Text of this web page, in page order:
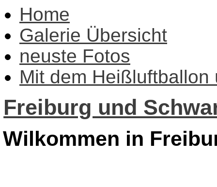
Home
Galerie Übersicht
neuste Fotos
Mit dem Heißluftballon
Freiburg und
Wilkommen in